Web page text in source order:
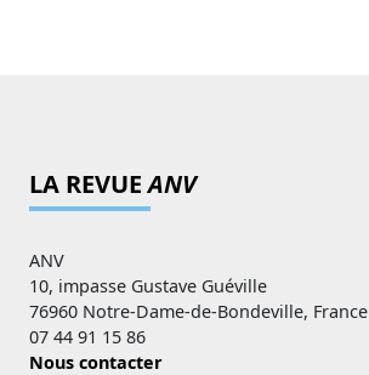
LA REVUEANV
ANV
10, impasse Gustave Guéville
76960 Notre-Dame-de-Bondeville, France
07 44 91 15 86
Nous contacter